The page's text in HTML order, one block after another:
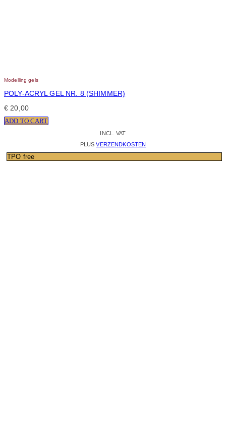
Modelling gels
POLY-ACRYL GEL NR. 8 (SHIMMER)
€ 20,00
ADD TO CART
INCL. VAT
PLUSVERZENDKOSTEN
TPO free